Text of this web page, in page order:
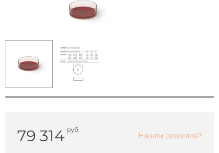
79 314 руб.
Нашли дешевле?